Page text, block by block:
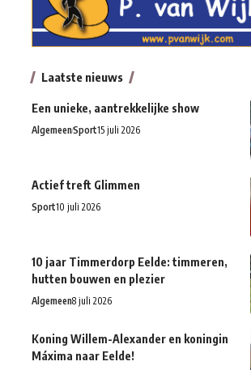
Laatste nieuws
Een unieke, aantrekkelijke show
AlgemeenSport15 juli 2026
Actief treft Glimmen
Sport10 juli 2026
10 jaar Timmerdorp Eelde: timmeren,
hutten bouwen en plezier
Algemeen8 juli 2026
Koning Willem-Alexander en koningin
Máxima naar Eelde!